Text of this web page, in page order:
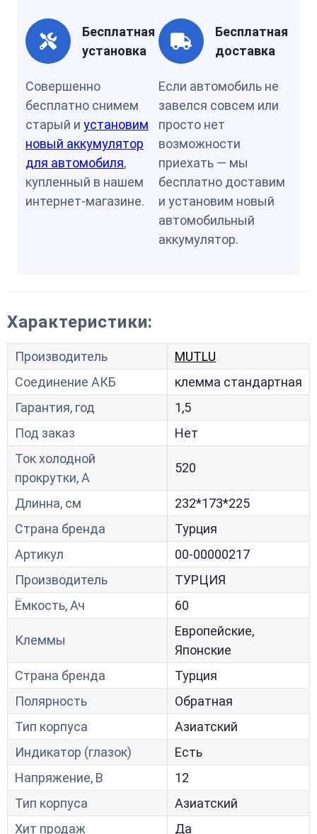
Бесплатная
установка
Совершенно
бесплатно снимем
старый и установим
новый аккумулятор
для автомобиля,
купленный в нашем
интернет-магазине.
Бесплатная
доставка
Если автомобиль не
завелся совсем или
просто нет
возможности
приехать — мы
бесплатно доставим
и установим новый
автомобильный
аккумулятор.
Характеристики:
Производитель
MUTLU
Соединение АКБ
клемма стандартная
Гарантия, год
1,5
Под заказ
Нет
Ток холодной
прокрутки, A
520
Длинна, см
232*173*225
Страна бренда
Турция
Артикул
00-00000217
Производитель
ТУРЦИЯ
Ёмкость, Ач
60
Клеммы
Европейские,
Японские
Страна бренда
Турция
Полярность
Обратная
Тип корпуса
Азиатский
Индикатор (глазок)
Есть
Напряжение, В
12
Тип корпуса
Азиатский
Хит продаж
Да